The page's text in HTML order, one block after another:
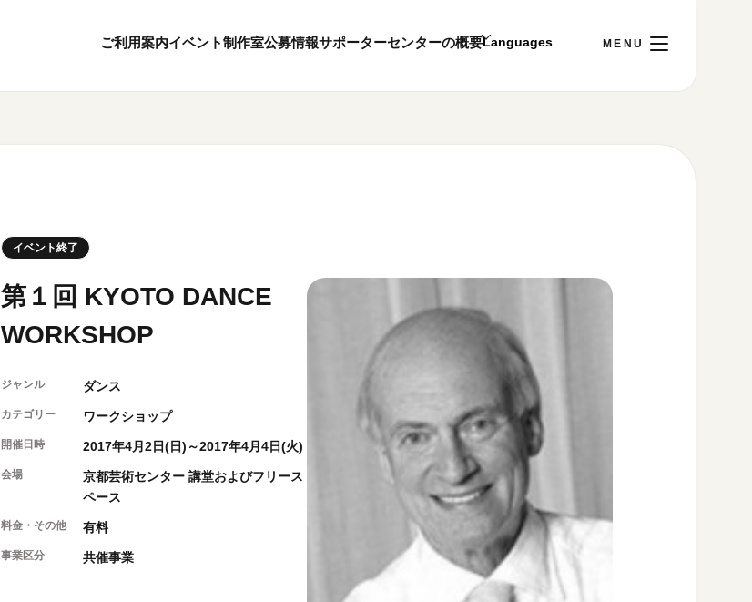
ご利用案内イベント制作室公募情報サポーターセンターの概要
京都芸術センターの歩み
概要・理念・運営体制
連携事業のご案内
ご利用案内
お問い合わせ
閲覧支援
サイトポリシー&プライバシーポリシー
イベント終了
第１回 KYOTO DANCE
WORKSHOP
ジャンル ダンス
カテゴリー ワークショップ
開催日時 2017年4月2日(日)～2017年4月4日(火)
会場
京都芸術センター 講堂およびフリース
ペース
料金・その他 有料
事業区分 共催事業